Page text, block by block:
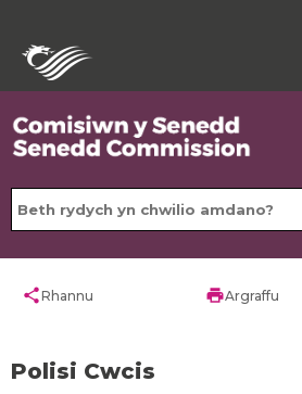
shareRhannu printArgraffu
Polisi Cwcis